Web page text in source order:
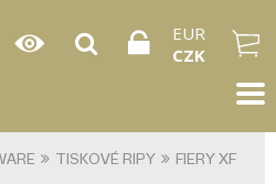
EUR
CZK
TISKOVÉ RIPY FIERY XF